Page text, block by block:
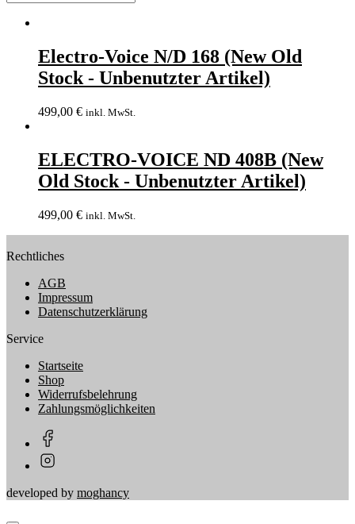
Electro-Voice N/D 168 (New Old
Stock - Unbenutzter Artikel)
499,00 € inkl. MwSt.
ELECTRO-VOICE ND 408B (New
Old Stock - Unbenutzter Artikel)
499,00 € inkl. MwSt.
Rechtliches
AGB
Impressum
Datenschutzerklärung
Service
Startseite
Shop
Widerrufsbelehrung
Zahlungsmöglichkeiten
developed by moghancy